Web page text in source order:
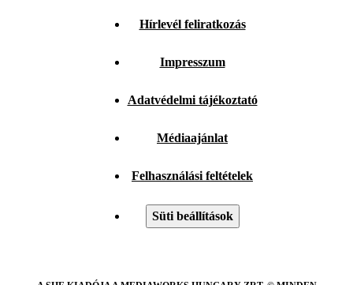
Hírlevél feliratkozás
Impresszum
Adatvédelmi tájékoztató
Médiaajánlat
Felhasználási feltételek
Süti beállítások